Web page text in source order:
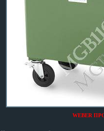
WEBER